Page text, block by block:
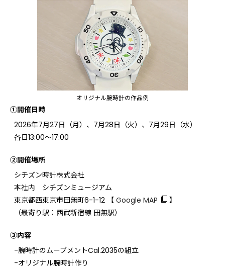
①開催日時
2026年7月27日（月）、7月28日（火）、7月29日（水）
各日13:00～17:00
②開催場所
シチズン時計株式会社
本社内 シチズンミュージアム
東京都西東京市田無町6-1-12 【Google MAP
】
（最寄り駅：西武新宿線 田無駅）
③内容
-腕時計のムーブメントCal.2035の組立
-オリジナル腕時計作り
オリジナル腕時計の作品例